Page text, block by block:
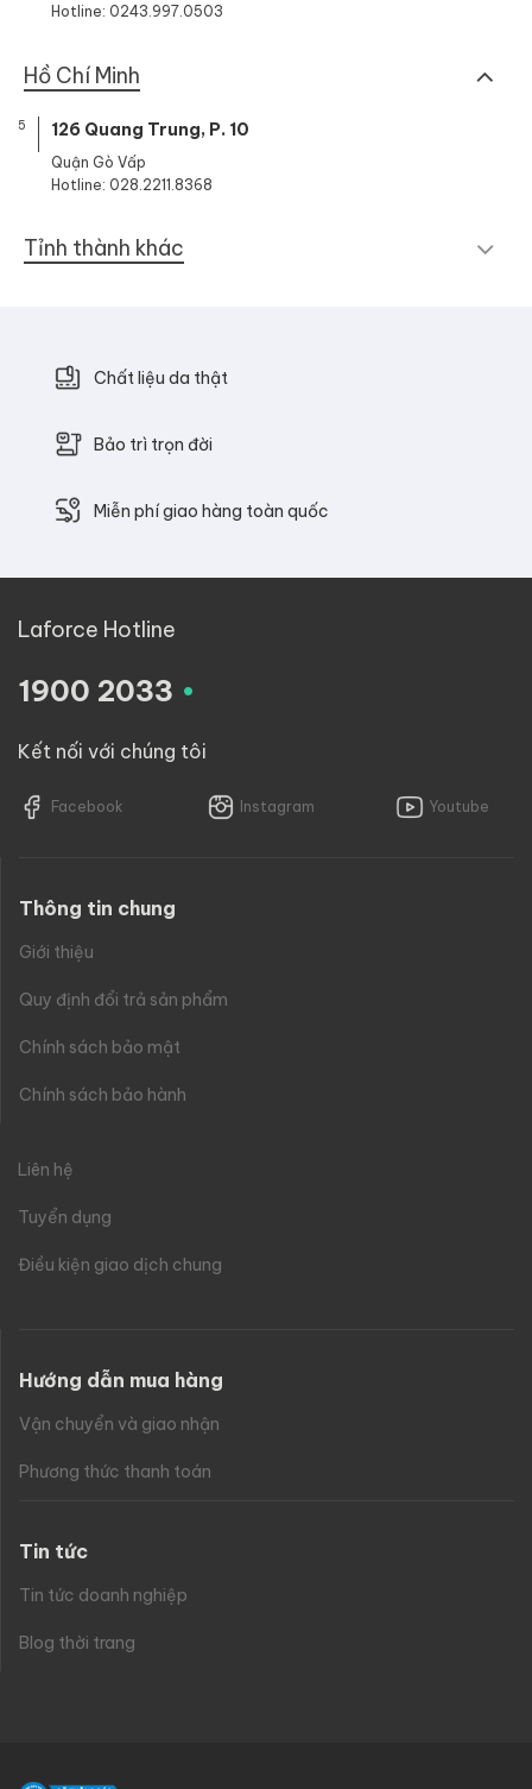
Hotline: 0243.997.0503
Hồ Chí Minh
5 126 Quang Trung, P. 10
Quận Gò Vấp
Hotline: 028.2211.8368
Tỉnh thành khác
Chất liệu da thật
Bảo trì trọn đời
Miễn phí giao hàng toàn quốc
Laforce Hotline
1900 2033 .
Kết nối với chúng tôi
Facebook Instagram Youtube
Thông tin chung
Giới thiệu
Quy định đổi trả sản phẩm
Chính sách bảo mật
Chính sách bảo hành
Liên hệ
Tuyển dụng
Điều kiện giao dịch chung
Hướng dẫn mua hàng
Vận chuyển và giao nhận
Phương thức thanh toán
Tin tức
Tin tức doanh nghiệp
Blog thời trang